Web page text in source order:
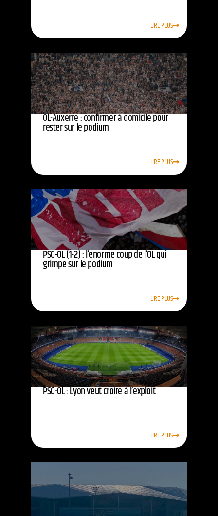
LIRE PLUS
OL-Auxerre : confirmer à domicile pour
rester sur le podium
LIRE PLUS
PSG-OL (1-2) : l’énorme coup de l’OL qui
grimpe sur le podium
LIRE PLUS
PSG-OL : Lyon veut croire à l’exploit
LIRE PLUS